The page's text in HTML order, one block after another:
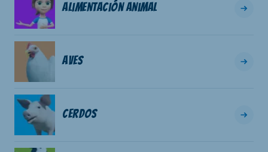
Alimentación animal
Aves
Cerdos